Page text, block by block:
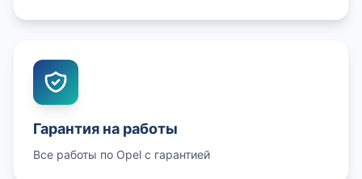
Гарантия на работы
Все работы по Opel с гарантией